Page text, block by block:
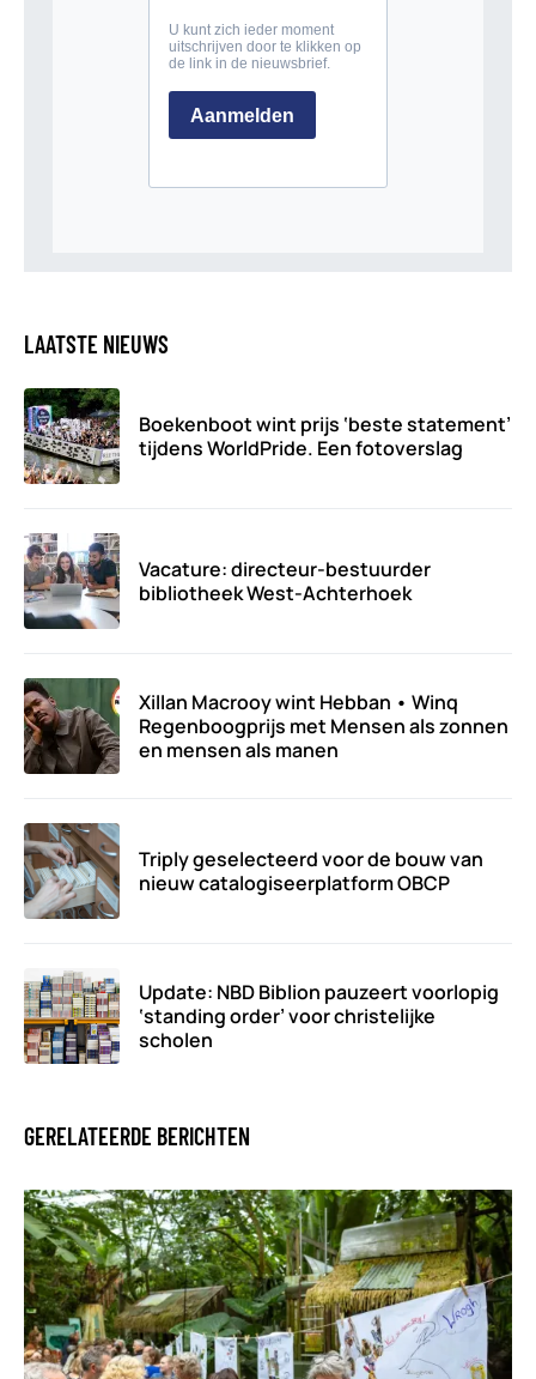
LAATSTE NIEUWS
Boekenboot wint prijs ‘beste statement’
tijdens WorldPride. Een fotoverslag
Vacature: directeur-bestuurder
bibliotheek West-Achterhoek
Xillan Macrooy wint Hebban • Winq
Regenboogprijs met Mensen als zonnen
en mensen als manen
Triply geselecteerd voor de bouw van
nieuw catalogiseerplatform OBCP
Update: NBD Biblion pauzeert voorlopig
‘standing order’ voor christelijke
scholen
GERELATEERDE BERICHTEN